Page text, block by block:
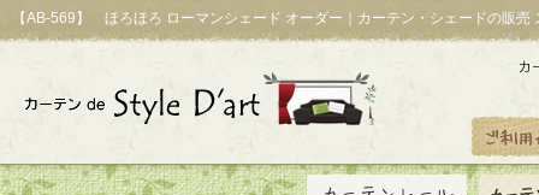
【AB-569】 ほろほろ ローマンシェード オーダー｜カーテン・シェードの販売